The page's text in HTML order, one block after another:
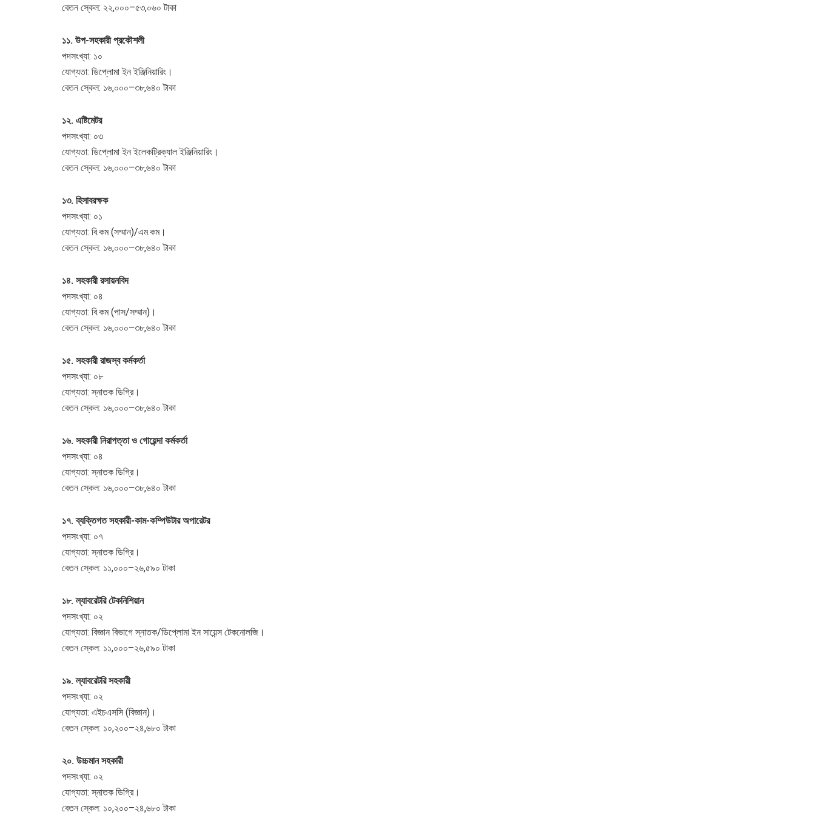
বেতন স্কেল: ২২,০০০–৫৩,০৬০ টাকা
১১. উপ-সহকারী প্রকৌশলী
পদসংখ্যা: ১০
যোগ্যতা: ডিপ্লোমা ইন ইঞ্জিনিয়ারিং।
বেতন স্কেল: ১৬,০০০–৩৮,৬৪০ টাকা
১২. এষ্টিমেটর
পদসংখ্যা: ০৩
যোগ্যতা: ডিপ্লোমা ইন ইলেকট্রিক্যাল ইঞ্জিনিয়ারিং।
বেতন স্কেল: ১৬,০০০–৩৮,৬৪০ টাকা
১৩. হিসাবরক্ষক
পদসংখ্যা: ০১
যোগ্যতা: বি.কম (সম্মান)/এম.কম।
বেতন স্কেল: ১৬,০০০–৩৮,৬৪০ টাকা
১৪. সহকারী রসায়নবিদ
পদসংখ্যা: ০৪
যোগ্যতা: বি.কম (পাস/সম্মান)।
বেতন স্কেল: ১৬,০০০–৩৮,৬৪০ টাকা
১৫. সহকারী রাজস্ব কর্মকর্তা
পদসংখ্যা: ০৮
যোগ্যতা: স্নাতক ডিগ্রি।
বেতন স্কেল: ১৬,০০০–৩৮,৬৪০ টাকা
১৬. সহকারী নিরাপত্তা ও গোয়েন্দা কর্মকর্তা
পদসংখ্যা: ০৪
যোগ্যতা: স্নাতক ডিগ্রি।
বেতন স্কেল: ১৬,০০০–৩৮,৬৪০ টাকা
১৭. ব্যক্তিগত সহকারী-কাম-কম্পিউটার অপারেটর
পদসংখ্যা: ০৭
যোগ্যতা: স্নাতক ডিগ্রি।
বেতন স্কেল: ১১,০০০–২৬,৫৯০ টাকা
১৮. ল্যাবরেটরি টেকনিশিয়ান
পদসংখ্যা: ০২
যোগ্যতা: বিজ্ঞান বিভাগে স্নাতক/ডিপ্লোমা ইন সায়েন্স টেকনোলজি।
বেতন স্কেল: ১১,০০০–২৬,৫৯০ টাকা
১৯. ল্যাবরেটরি সহকারী
পদসংখ্যা: ০২
যোগ্যতা: এইচএসসি (বিজ্ঞান)।
বেতন স্কেল: ১০,২০০–২৪,৬৮০ টাকা
২০. উচ্চমান সহকারী
পদসংখ্যা: ০২
যোগ্যতা: স্নাতক ডিগ্রি।
বেতন স্কেল: ১০,২০০–২৪,৬৮০ টাকা